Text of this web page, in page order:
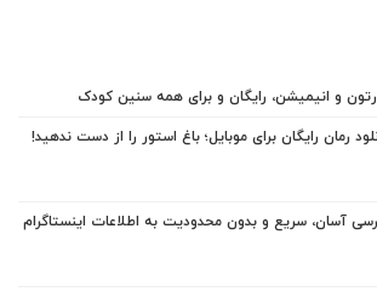
و انیمیشن، رایگان و برای همه سنین کودک
رمان رایگان برای موبایل؛ باغ استور را از دست ندهید!